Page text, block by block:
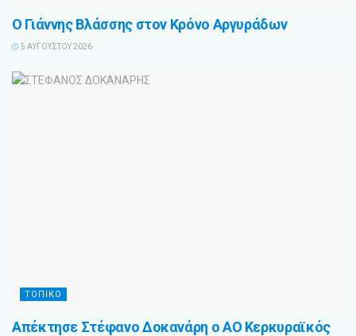
Ο Γιάννης Βλάσσης στον Κρόνο Αργυράδων
5 ΑΥΓΟΎΣΤΟΥ 2026
ΤΟΠΙΚΟ
Απέκτησε Στέφανο Δοκανάρη ο ΑΟ Κερκυραϊκός